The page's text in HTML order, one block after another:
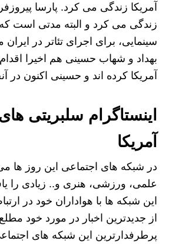
آمریکا زندگی می کرد. پارسا
زندگی می‌ کرد و البته مدتی است که
سینمایی، برای اجرای تئاتر در
بهداد و شهاب حسینی هم اخیرا
آمریکا کرده‌ اند و حسینی اکنون در
اینستاگرام سلبریتی
آمریکا
در شبکه های اجتماعی این روز ها
علمی، ورزشی، هنری و.. زیادی را
این شبکه ها با هواداران خود در
از جدیدترین اخبار در مورد خود
پرطرفدارترین این شبکه های